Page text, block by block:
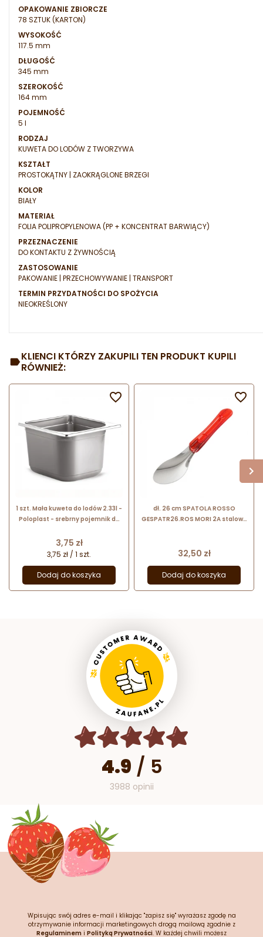
OPAKOWANIE ZBIORCZE
78 SZTUK (KARTON)
WYSOKOŚĆ
117.5 mm
DŁUGOŚĆ
345 mm
SZEROKOŚĆ
164 mm
POJEMNOŚĆ
5 l
RODZAJ
KUWETA DO LODÓW Z TWORZYWA
KSZTAŁT
PROSTOKĄTNY | ZAOKRĄGLONE BRZEGI
KOLOR
BIAŁY
MATERIAŁ
FOLIA POLIPROPYLENOWA (PP + KONCENTRAT BARWIĄCY)
PRZEZNACZENIE
DO KONTAKTU Z ŻYWNOŚCIĄ
ZASTOSOWANIE
PAKOWANIE | PRZECHOWYWANIE | TRANSPORT
TERMIN PRZYDATNOŚCI DO SPOŻYCIA
NIEOKREŚLONY
KLIENCI KTÓRZY ZAKUPILI TEN PRODUKT KUPILI
RÓWNIEŻ:
1 szt. Mała kuweta do lodów 2.33l -
Poloplast - srebrny pojemnik do
polistyrenu
Cena
3,75 zł
3,75 zł / 1 szt.
Dodaj do koszyka

dł. 26 cm SPATOLA ROSSO
GESPATR26.ROS MORI 2A stalowa
Cena
32,50 zł
Dodaj do koszyka

4.9 / 5
3988 opinii
Wpisując swój adres e-mail i klikając "zapisz się" wyrażasz zgodę na
otrzymywanie informacji marketingowych drogą mailową zgodnie z
Regulaminem i Polityką Prywatności. W każdej chwili możesz